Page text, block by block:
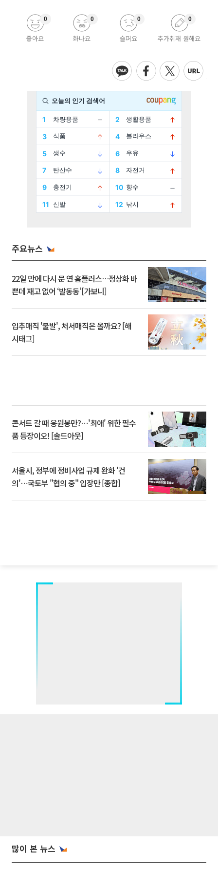
좋아요
0
화나요
0
슬퍼요
0
추가취재 원해요
0
주요뉴스
22일 만에 다시 문 연 홈플러스…정상화 바
쁜데 재고 없어 ‘발동동’[가보니]
입추매직 '불발', 처서매직은 올까요? [해
시태그]
콘서트 갈 때 응원봉만?⋯'최애' 위한 필수
품 등장이오! [솔드아웃]
서울시, 정부에 정비사업 규제 완화 '건
의'⋯국토부 "협의 중" 입장만 [종합]
많이 본 뉴스